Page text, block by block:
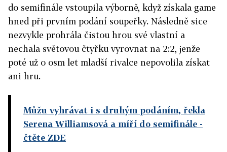
do semifinále vstoupila výborně, když získala game
hned při prvním podání soupeřky. Následně sice
nezvykle prohrála čistou hrou své vlastní a
nechala světovou čtyřku vyrovnat na 2:2, jenže
poté už o osm let mladší rivalce nepovolila získat
ani hru.
Můžu vyhrávat i s druhým podáním, řekla
Serena Williamsová a míří do semifinále -
čtěte ZDE